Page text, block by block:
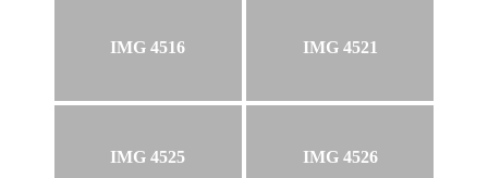
IMG 4516 IMG 4521
IMG 4525 IMG 4526